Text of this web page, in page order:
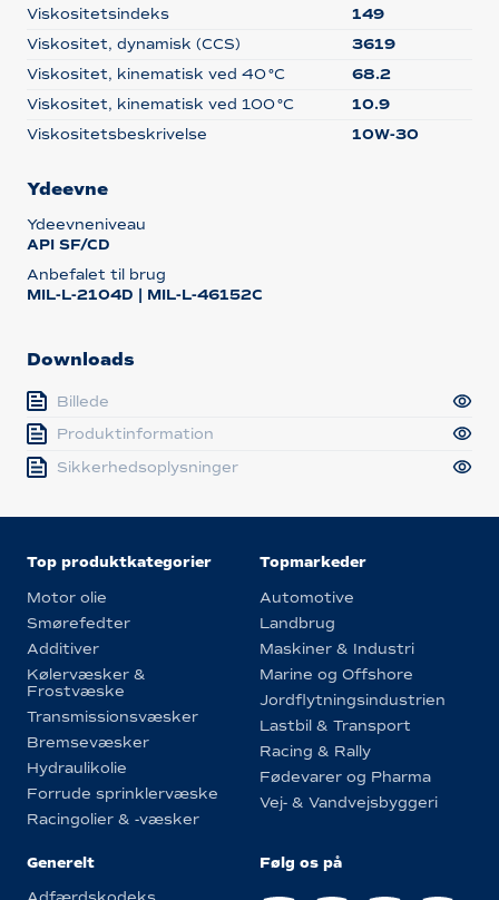
Viskositetsindeks
149
Viskositet, dynamisk (CCS)
3619
Viskositet, kinematisk ved 40 °C
68.2
Viskositet, kinematisk ved 100 °C
10.9
Viskositetsbeskrivelse
10W-30
Ydeevne
Ydeevneniveau
API SF/CD
Anbefalet til brug
MIL-L-2104D | MIL-L-46152C
Downloads
Billede
Produktinformation
Sikkerhedsoplysninger
Top produktkategorier
Motor olie
Smørefedter
Additiver
Kølervæsker &
Frostvæske
Transmissionsvæsker
Bremsevæsker
Hydraulikolie
Forrude sprinklervæske
Racingolier & -væsker
Topmarkeder
Automotive
Landbrug
Maskiner & Industri
Marine og Offshore
Jordflytningsindustrien
Lastbil & Transport
Racing & Rally
Fødevarer og Pharma
Vej- & Vandvejsbyggeri
Generelt
Følg os på